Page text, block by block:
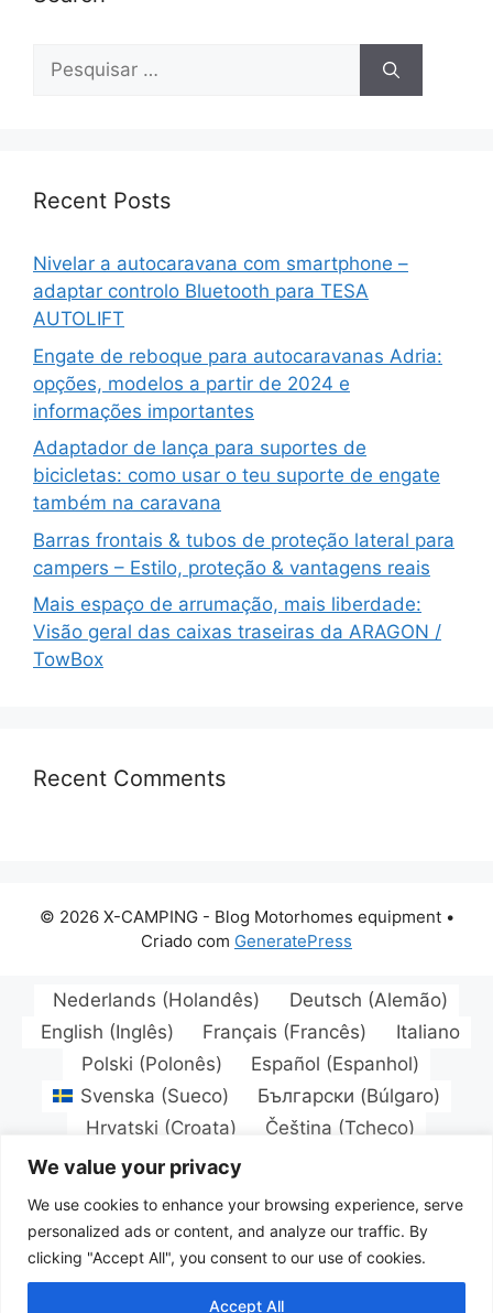
We value your privacy
We use cookies to enhance your browsing experience, serve
personalized ads or content, and analyze our traffic. By
clicking "Accept All", you consent to our use of cookies.
Accept All
Recent Posts
Nivelar a autocaravana com smartphone –
adaptar controlo Bluetooth para TESA
AUTOLIFT
Engate de reboque para autocaravanas Adria:
opções, modelos a partir de 2024 e
informações importantes
Adaptador de lança para suportes de
bicicletas: como usar o teu suporte de engate
também na caravana
Barras frontais & tubos de proteção lateral para
campers – Estilo, proteção & vantagens reais
Mais espaço de arrumação, mais liberdade:
Visão geral das caixas traseiras da ARAGON /
TowBox
Recent Comments
© 2026 X-CAMPING - Blog Motorhomes equipment•
Criado com GeneratePress
Nederlands (Holandês) Deutsch (Alemão)
English (Inglês) Français (Francês)
Italiano
Polski (Polonês) Español (Espanhol)
Svenska (Sueco) Български (Búlgaro)
Hrvatski (Croata) Čeština (Tcheco)
Dansk (Dinamarquês
Latviešu( Letão) Lietuvių (Lituano )
Norsk bokmål( Norueguês)
Português
Română(Romeno) Русский(Russo)